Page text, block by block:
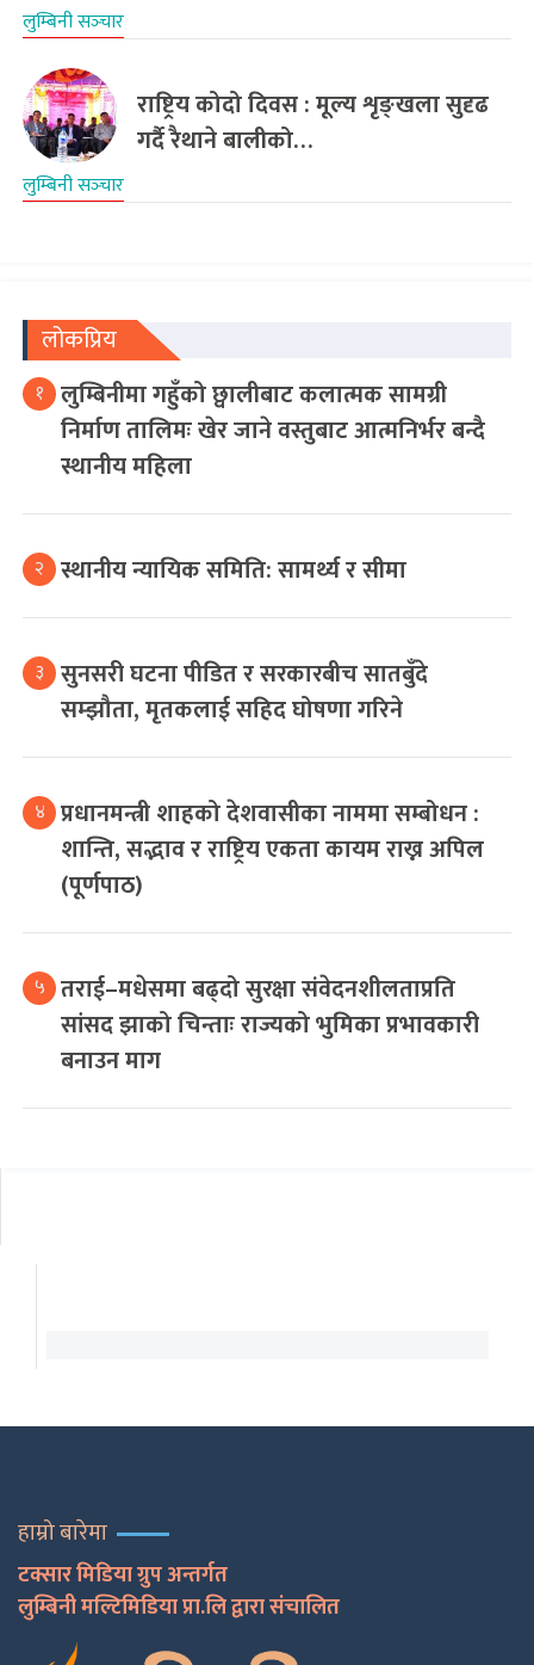
लुम्बिनी सञ्‍चार
राष्ट्रिय कोदो दिवस : मूल्य शृङ्खला सुदृढ
गर्दै रैथाने बालीको…
लुम्बिनी सञ्‍चार
लोकप्रिय
१ लुम्बिनीमा गहुँको छ्वालीबाट कलात्मक सामग्री
निर्माण तालिमः खेर जाने वस्तुबाट आत्मनिर्भर बन्दै
स्थानीय महिला
२ स्थानीय न्यायिक समिति: सामर्थ्य र सीमा
३ सुनसरी घटना पीडित र सरकारबीच सातबुँदे
सम्झौता, मृतकलाई सहिद घोषणा गरिने
४ प्रधानमन्त्री शाहको देशवासीका नाममा सम्बोधन :
शान्ति, सद्भाव र राष्ट्रिय एकता कायम राख्न अपिल
(पूर्णपाठ)
५ तराई–मधेसमा बढ्दो सुरक्षा संवेदनशीलताप्रति
सांसद झाको चिन्ताः राज्यको भुमिका प्रभावकारी
बनाउन माग
हाम्रो बारेमा
टक्सार मिडिया ग्रुप अन्तर्गत
लुम्बिनी मल्टिमिडिया प्रा.लि द्वारा संचालित